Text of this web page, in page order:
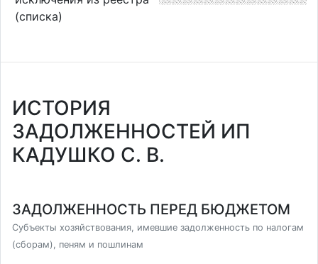
(списка)
ИСТОРИЯ
ЗАДОЛЖЕННОСТЕЙ ИП
КАДУШКО С. В.
ЗАДОЛЖЕННОСТЬ ПЕРЕД БЮДЖЕТОМ
Субъекты хозяйствования, имевшие задолженность по налогам
(сборам), пеням и пошлинам